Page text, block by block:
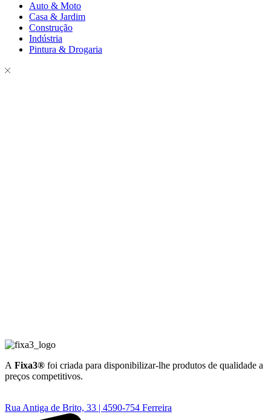
Auto & Moto
Casa & Jardim
Construção
Indústria
Pintura & Drogaria
A Fixa3® foi criada para disponibilizar-lhe produtos de qualidade a
preços competitivos.
Rua Antiga de Brito, 33 | 4590-754 Ferreira